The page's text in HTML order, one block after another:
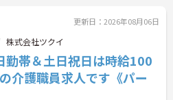
更新日：2026年08月06日
株式会社ツクイ
勤帯＆土日祝日は時給100
介護職員求人です《パー